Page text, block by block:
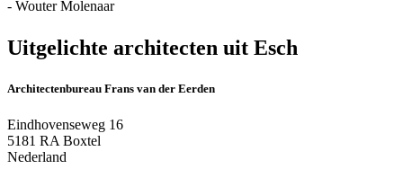
- Wouter Molenaar
Uitgelichte architecten uit Esch
Architectenbureau Frans van der Eerden
Eindhovenseweg 16
5181 RA Boxtel
Nederland